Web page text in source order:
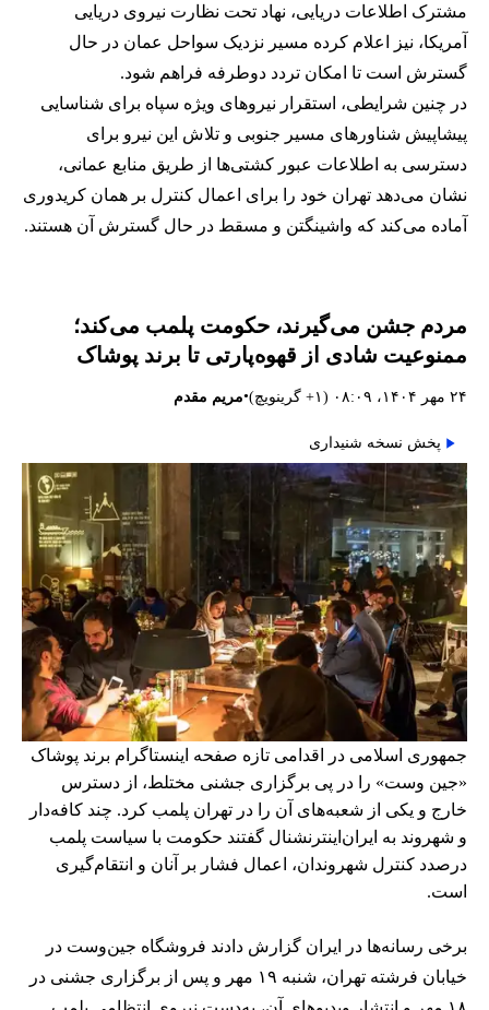
مشترک اطلاعات دریایی، نهاد تحت نظارت نیروی دریایی
آمریکا، نیز اعلام کرده مسیر نزدیک سواحل عمان در حال
گسترش است تا امکان تردد دوطرفه فراهم شود.
در چنین شرایطی، استقرار نیروهای ویژه سپاه برای شناسایی
پیشاپیش شناورهای مسیر جنوبی و تلاش این نیرو برای
دسترسی به اطلاعات عبور کشتی‌ها از طریق منابع عمانی،
نشان می‌دهد تهران خود را برای اعمال کنترل بر همان کریدوری
آماده می‌کند که واشینگتن و مسقط در حال گسترش آن هستند.
مردم جشن می‌گیرند، حکومت پلمب می‌کند؛
ممنوعیت شادی از قهوه‌پارتی تا برند پوشاک
۲۴ مهر ۱۴۰۴، ۰۸:۰۹ (‎+۱ گرینویچ) •مریم مقدم
پخش نسخه شنیداری
جمهوری اسلامی در اقدامی تازه صفحه اینستاگرام برند پوشاک
«جین وست» را در پی برگزاری جشنی مختلط، از دسترس
خارج و یکی از شعبه‌های آن را در تهران پلمب کرد. چند کافه‌‌دار
و شهروند به ایران‌اینترنشنال گفتند حکومت با سیاست پلمب
درصدد کنترل شهروندان، اعمال فشار بر آنان و انتقام‌گیری
است.
برخی رسانه‌ها در ایران گزارش دادند فروشگاه جین‌وست در
خیابان فرشته تهران، شنبه ۱۹ مهر و پس از برگزاری جشنی در